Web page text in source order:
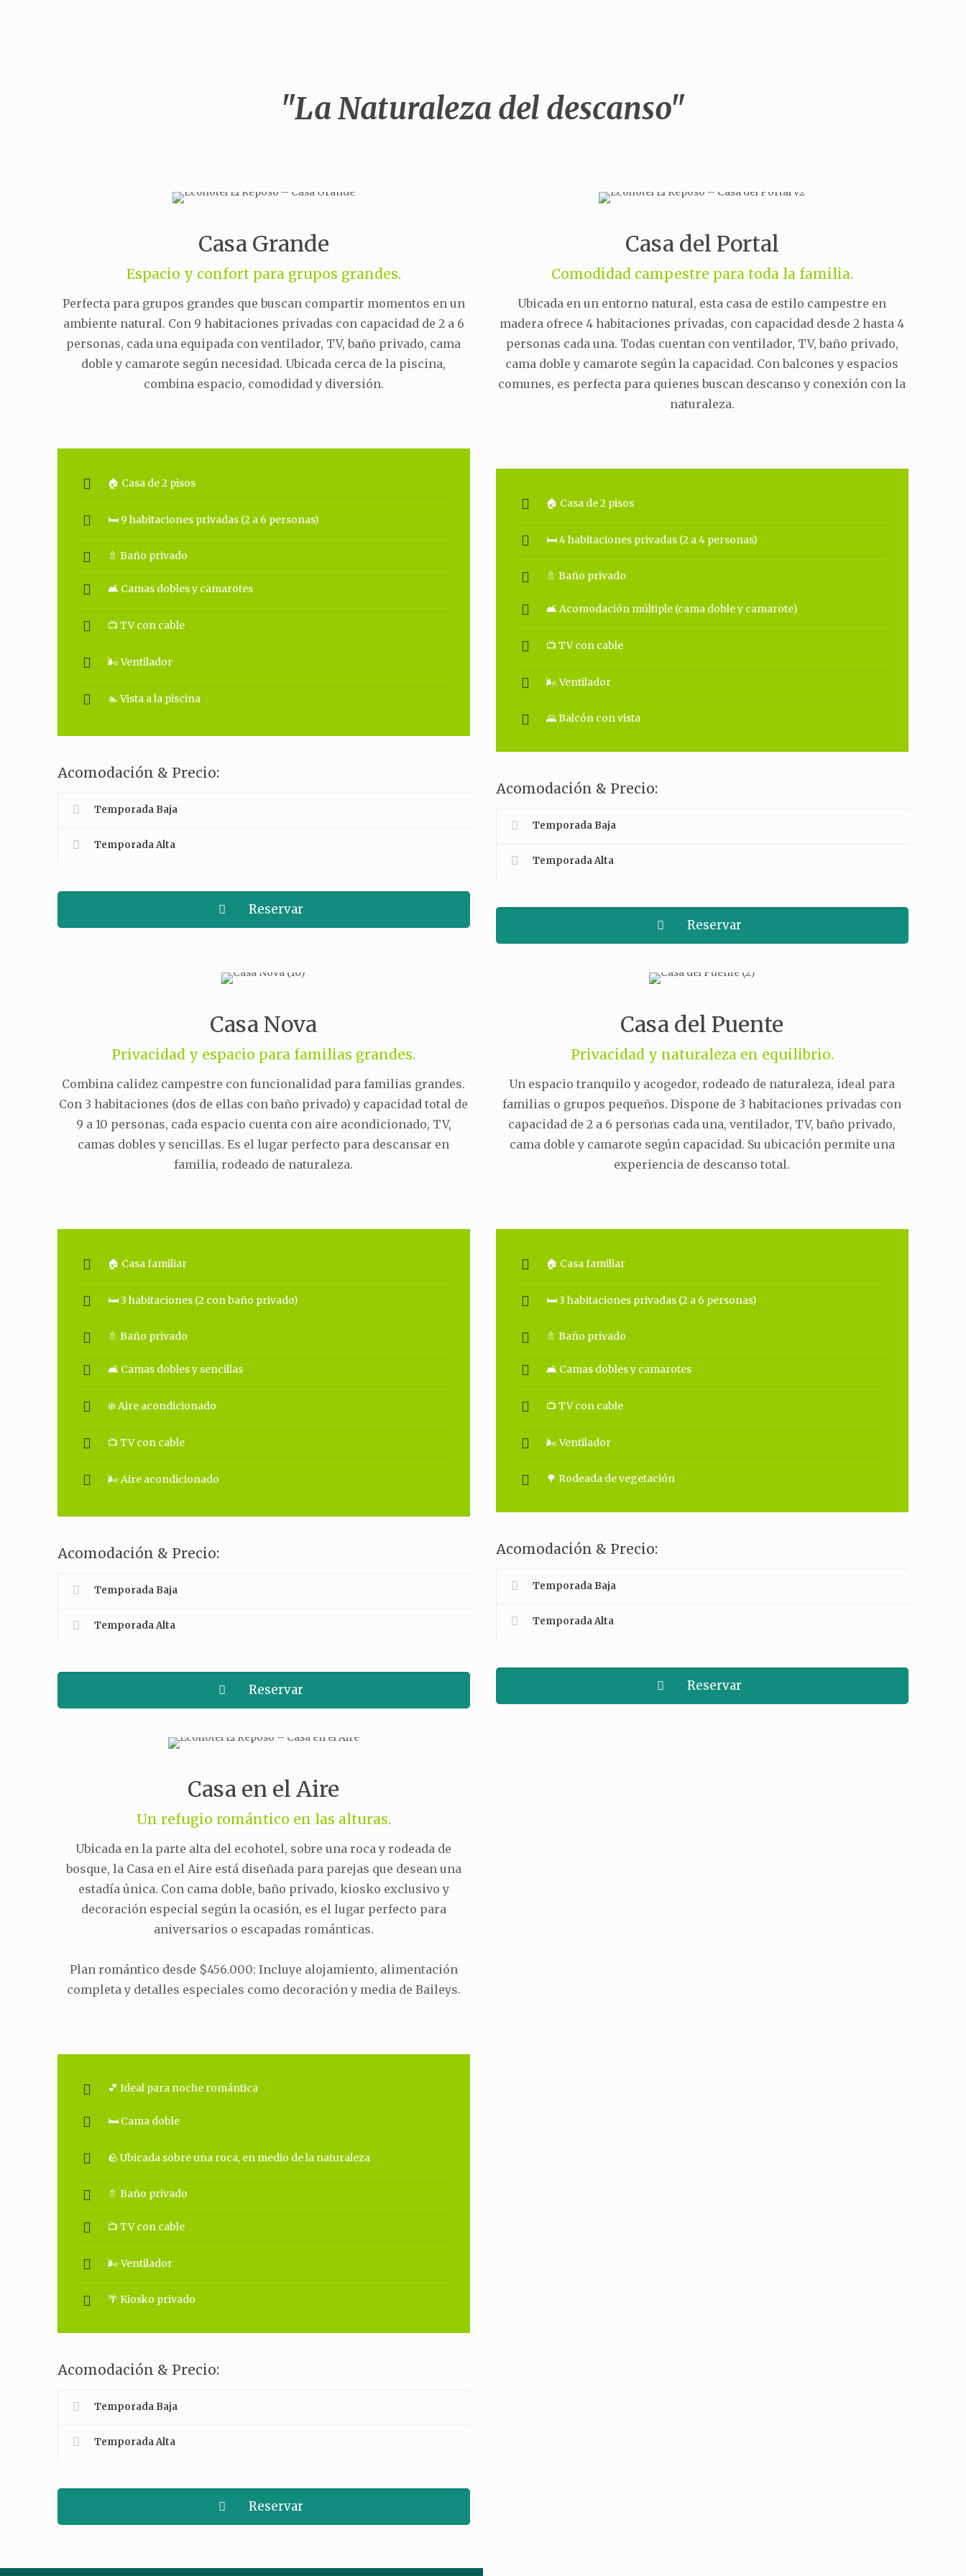
"La Naturaleza del descanso"
Casa Grande
Espacio y confort para grupos grandes.
Perfecta para grupos grandes que buscan compartir momentos en un
ambiente natural. Con 9 habitaciones privadas con capacidad de 2 a 6
personas, cada una equipada con ventilador, TV, baño privado, cama
doble y camarote según necesidad. Ubicada cerca de la piscina,
combina espacio, comodidad y diversión.
🏠 Casa de 2 pisos
🛏 9 habitaciones privadas (2 a 6 personas)
🚿 Baño privado
🛋 Camas dobles y camarotes
📺 TV con cable
🌬 Ventilador
🏊 Vista a la piscina
Acomodación & Precio:
Temporada Baja
Temporada Alta
Reservar
Casa del Portal
Comodidad campestre para toda la familia.
Ubicada en un entorno natural, esta casa de estilo campestre en
madera ofrece 4 habitaciones privadas, con capacidad desde 2 hasta 4
personas cada una. Todas cuentan con ventilador, TV, baño privado,
cama doble y camarote según la capacidad. Con balcones y espacios
comunes, es perfecta para quienes buscan descanso y conexión con la
naturaleza.
🏠 Casa de 2 pisos
🛏 4 habitaciones privadas (2 a 4 personas)
🚿 Baño privado
🛋 Acomodación múltiple (cama doble y camarote)
📺 TV con cable
🌬 Ventilador
🌄 Balcón con vista
Acomodación & Precio:
Temporada Baja
Temporada Alta
Reservar
Casa Nova
Privacidad y espacio para familias grandes.
Combina calidez campestre con funcionalidad para familias grandes.
Con 3 habitaciones (dos de ellas con baño privado) y capacidad total de
9 a 10 personas, cada espacio cuenta con aire acondicionado, TV,
camas dobles y sencillas. Es el lugar perfecto para descansar en
familia, rodeado de naturaleza.
🏠 Casa familiar
🛏 3 habitaciones (2 con baño privado)
🚿 Baño privado
🛋 Camas dobles y sencillas
❄️ Aire acondicionado
📺 TV con cable
🌬 Aire acondicionado
Acomodación & Precio:
Temporada Baja
Temporada Alta
Reservar
Casa del Puente
Privacidad y naturaleza en equilibrio.
Un espacio tranquilo y acogedor, rodeado de naturaleza, ideal para
familias o grupos pequeños. Dispone de 3 habitaciones privadas con
capacidad de 2 a 6 personas cada una, ventilador, TV, baño privado,
cama doble y camarote según capacidad. Su ubicación permite una
experiencia de descanso total.
🏠 Casa familiar
🛏 3 habitaciones privadas (2 a 6 personas)
🚿 Baño privado
🛋 Camas dobles y camarotes
📺 TV con cable
🌬 Ventilador
🌳 Rodeada de vegetación
Acomodación & Precio:
Temporada Baja
Temporada Alta
Reservar
Casa en el Aire
Un refugio romántico en las alturas.
Ubicada en la parte alta del ecohotel, sobre una roca y rodeada de
bosque, la Casa en el Aire está diseñada para parejas que desean una
estadía única. Con cama doble, baño privado, kiosko exclusivo y
decoración especial según la ocasión, es el lugar perfecto para
aniversarios o escapadas románticas.
Plan romántico desde $456.000: Incluye alojamiento, alimentación
completa y detalles especiales como decoración y media de Baileys.
💕 Ideal para noche romántica
🛏 Cama doble
🪨 Ubicada sobre una roca, en medio de la naturaleza
🚿 Baño privado
📺 TV con cable
🌬 Ventilador
🌴 Kiosko privado
Acomodación & Precio:
Temporada Baja
Temporada Alta
Reservar